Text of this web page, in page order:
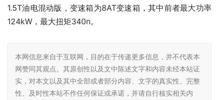
1.5T油电混动版，变速箱为8AT变速箱，其中前者最大功率
124kW，最大扭矩340n。
本网信息来自于互联网，目的在于传递更多信息，并不代表本
网赞同其观点。其原创性以及文中陈述文字和内容未经本站证
实，对本文以及其中全部或者部分内容、文字的真实性、完整
性、及时性本站不作任何保证或承诺，并请自行核实相关内